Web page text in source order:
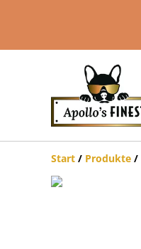
Start / Produkte /